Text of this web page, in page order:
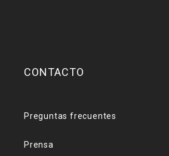
CONTACTO
Preguntas frecuentes
Prensa